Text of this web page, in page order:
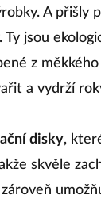
A přišly
Ty jsou
z
a vydrží
disky,
skvěle